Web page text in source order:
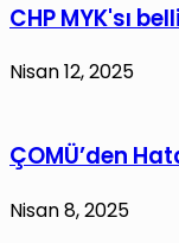
CHP MYK'sı
Nisan 12, 2025
ÇOMÜ’den
Nisan 8, 2025